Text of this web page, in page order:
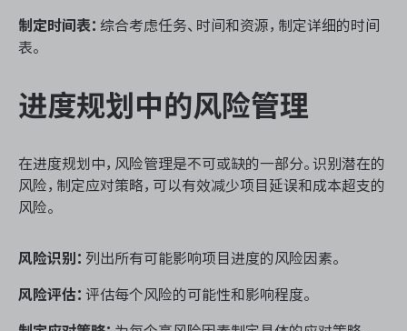
制定时间表： 综合考虑任务、时间和资源，制定详细的时间
表。
进度规划中的风险管理
在进度规划中，风险管理是不可或缺的一部分。识别潜在的
风险，制定应对策略，可以有效减少项目延误和成本超支的
风险。
风险识别： 列出所有可能影响项目进度的风险因素。
风险评估： 评估每个风险的可能性和影响程度。